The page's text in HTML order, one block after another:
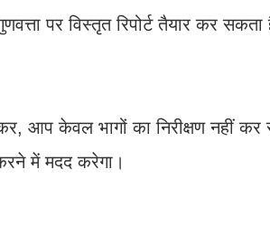
पर विस्तृत रिपोर्ट तैयार कर
आप केवल भागों का निरीक्षण
में मदद करेगा।